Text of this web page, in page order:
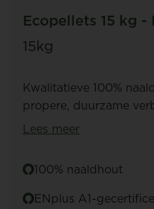
Ecopellets 15 kg -
15kg
Kwalitatieve 100%
propere, duurzame
Lees meer
100% naaldhout
ENplus A1-